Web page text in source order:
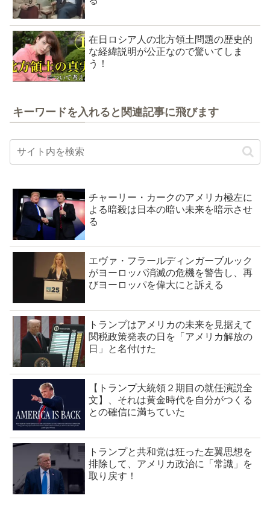
在日ロシア人の北方領土問題の歴史的
な経緯説明が公正なので驚いてしま
う！
キーワードを入れると関連記事に飛びます
チャーリー・カークのアメリカ極左に
よる暗殺は日本の暗い未来を暗示させ
る
エヴァ・フラールディンガーブルック
がヨーロッパ消滅の危機を警告し、再
びヨーロッパを偉大にと訴える
トランプはアメリカの未来を見据えて
関税政策発表の日を「アメリカ解放の
日」と名付けた
【トランプ大統領２期目の就任演説全
文】、それは黄金時代を自分がつくる
との確信に満ちていた
トランプと共和党は狂った左翼思想を
排除して、アメリカ政治に「常識」を
取り戻す！